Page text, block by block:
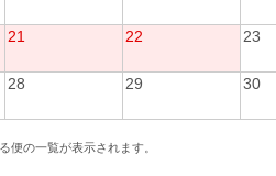
21 22 23
28 29 30
便の一覧が表示されます。